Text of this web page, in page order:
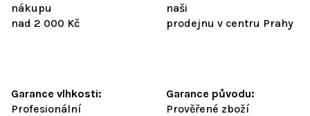
nákupu
nad 2 000 Kč
naši
prodejnu v centru Prahy
Garance vlhkosti:
Profesionální
Garance původu:
Prověřené zboží